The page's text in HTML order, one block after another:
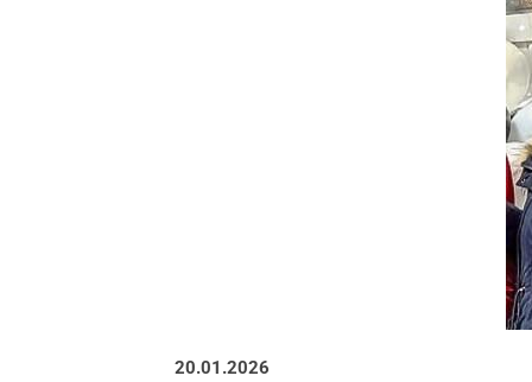
20.01.2026
Turbo-Schnecken Lüdenscheid